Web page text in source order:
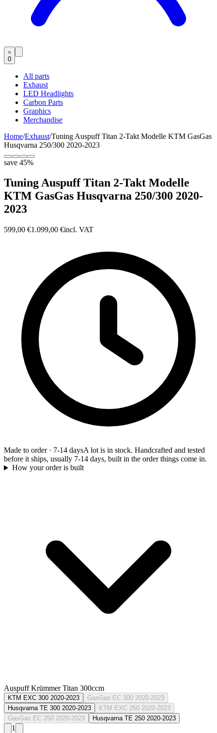
0
All parts
Exhaust
LED Headlights
Carbon Parts
Graphics
Merchandise
Home/Exhaust/Tuning Auspuff Titan 2-Takt Modelle KTM GasGas
Husqvarna 250/300 2020-2023
save 45%
Tuning Auspuff Titan 2-Takt Modelle
KTM GasGas Husqvarna 250/300 2020-
2023
599,00 €1.099,00 €incl. VAT
Made to order· 7-14 daysA lot is in stock. Handcrafted and tested
before it ships, usually 7-14 days, built in the order things come in.
How your order is built
Auspuff Krümmer Titan 300ccm
KTM EXC 300 2020-2023
GasGas EC 300 2020-2023
Husqvarna TE 300 2020-2023
KTM EXC 250 2020-2023
GasGas EC 250 2020-2023
Husqvarna TE 250 2020-2023
1